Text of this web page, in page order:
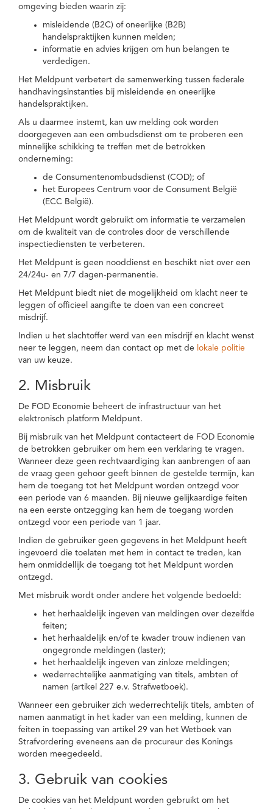
omgeving bieden waarin zij:
misleidende (B2C) of oneerlijke (B2B)
handelspraktijken kunnen melden;
informatie en advies krijgen om hun belangen te
verdedigen.
Het Meldpunt verbetert de samenwerking tussen federale
handhavingsinstanties bij misleidende en oneerlijke
handelspraktijken.
Als u daarmee instemt, kan uw melding ook worden
doorgegeven aan een ombudsdienst om te proberen een
minnelijke schikking te treffen met de betrokken
onderneming:
de Consumentenombudsdienst (COD); of
het Europees Centrum voor de Consument België
(ECC België).
Het Meldpunt wordt gebruikt om informatie te verzamelen
om de kwaliteit van de controles door de verschillende
inspectiediensten te verbeteren.
Het Meldpunt is geen nooddienst en beschikt niet over een
24/24u- en 7/7 dagen-permanentie.
Het Meldpunt biedt niet de mogelijkheid om klacht neer te
leggen of officieel aangifte te doen van een concreet
misdrijf.
Indien u het slachtoffer werd van een misdrijf en klacht wenst
neer te leggen, neem dan contact op met de lokale politie
van uw keuze.
2. Misbruik
De FOD Economie beheert de infrastructuur van het
elektronisch platform Meldpunt.
Bij misbruik van het Meldpunt contacteert de FOD Economie
de betrokken gebruiker om hem een verklaring te vragen.
Wanneer deze geen rechtvaardiging kan aanbrengen of aan
de vraag geen gehoor geeft binnen de gestelde termijn, kan
hem de toegang tot het Meldpunt worden ontzegd voor
een periode van 6 maanden. Bij nieuwe gelijkaardige feiten
na een eerste ontzegging kan hem de toegang worden
ontzegd voor een periode van 1 jaar.
Indien de gebruiker geen gegevens in het Meldpunt heeft
ingevoerd die toelaten met hem in contact te treden, kan
hem onmiddellijk de toegang tot het Meldpunt worden
ontzegd.
Met misbruik wordt onder andere het volgende bedoeld:
het herhaaldelijk ingeven van meldingen over dezelfde
feiten;
het herhaaldelijk en/of te kwader trouw indienen van
ongegronde meldingen (laster);
het herhaaldelijk ingeven van zinloze meldingen;
wederrechtelijke aanmatiging van titels, ambten of
namen (artikel 227 e.v. Strafwetboek).
Wanneer een gebruiker zich wederrechtelijk titels, ambten of
namen aanmatigt in het kader van een melding, kunnen de
feiten in toepassing van artikel 29 van het Wetboek van
Strafvordering eveneens aan de procureur des Konings
worden meegedeeld.
3. Gebruik van cookies
De cookies van het Meldpunt worden gebruikt om het